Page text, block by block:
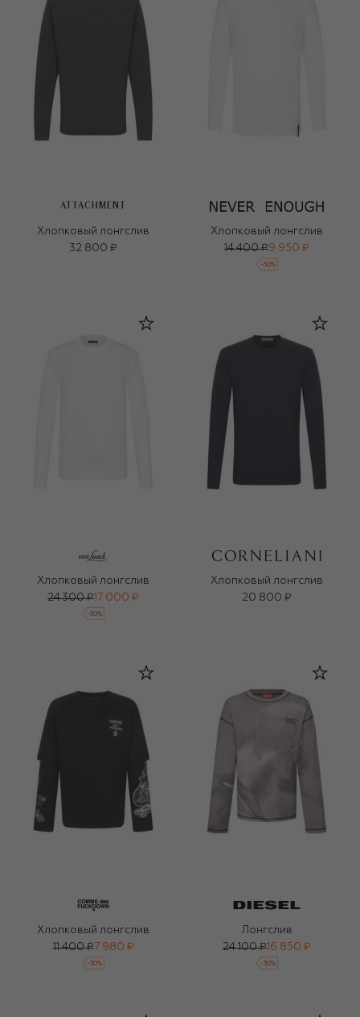
ATTACHMENT
Хлопковый лонгслив
32 800 ₽
Хлопковый лонгслив
14 400 ₽9 950 ₽
-30%
Хлопковый лонгслив
24 300 ₽ 17 000 ₽
-30%
Хлопковый лонгслив
20 800 ₽
Хлопковый лонгслив
11 400 ₽7 980 ₽
-30%
Лонгслив
24 100 ₽ 16 850 ₽
-30%